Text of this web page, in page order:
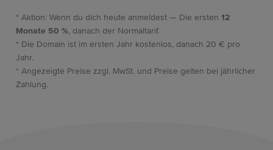
* Aktion: Wenn du dich heute anmeldest — Die ersten 12
Monate 50 %, danach der Normaltarif.
* Die Domain ist im ersten Jahr kostenlos, danach 20 € pro
Jahr.
* Angezeigte Preise zzgl. MwSt. und Preise gelten bei jährlicher
Zahlung.